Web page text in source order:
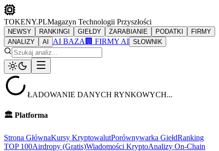
TOKENY.PLMagazyn Technologii Przyszłości
NEWSY RANKINGI GIEŁDY ZARABIANIE PODATKI
FIRMY
ANALIZY
AI AI BAZA 🏢 FIRMY AI SŁOWNIK
ŁADOWANIE DANYCH RYNKOWYCH...
🏛️ Platforma
Strona GłównaKursy KryptowalutPorównywarka GiełdRanking
TOP 100Airdropy (Gratis)Wiadomości KryptoAnalizy On-Chain